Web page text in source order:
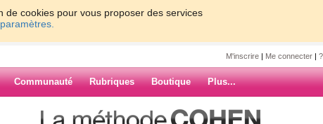
de cookies pour vous proposer des services
M'inscrire | Me connecter |
Communauté Rubriques Boutique Plus...